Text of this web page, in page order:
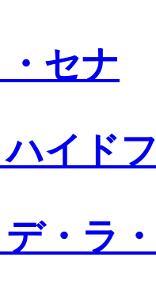
セナ
イド
・ラ